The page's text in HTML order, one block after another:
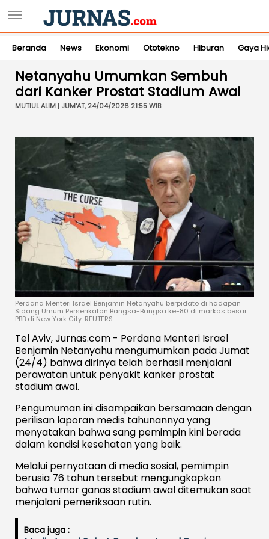
Beranda News Ekonomi Ototekno Hiburan Gaya
Netanyahu Umumkan Sembuh
dari Kanker Prostat Stadium Awal
MUTIUL ALIM | JUM'AT, 24/04/2026 21:55 WIB
Perdana Menteri Israel Benjamin Netanyahu berpidato di hadapan
Sidang Umum Perserikatan Bangsa-Bangsa ke-80 di markas besar
PBB di New York City. REUTERS
Tel Aviv, Jurnas.com - Perdana Menteri Israel
Benjamin Netanyahu mengumumkan pada Jumat
(24/4) bahwa dirinya telah berhasil menjalani
perawatan untuk penyakit kanker prostat
stadium awal.
Pengumuman ini disampaikan bersamaan dengan
perilisan laporan medis tahunannya yang
menyatakan bahwa sang pemimpin kini berada
dalam kondisi kesehatan yang baik.
Melalui pernyataan di media sosial, pemimpin
berusia 76 tahun tersebut mengungkapkan
bahwa tumor ganas stadium awal ditemukan saat
menjalani pemeriksaan rutin.
Baca juga :